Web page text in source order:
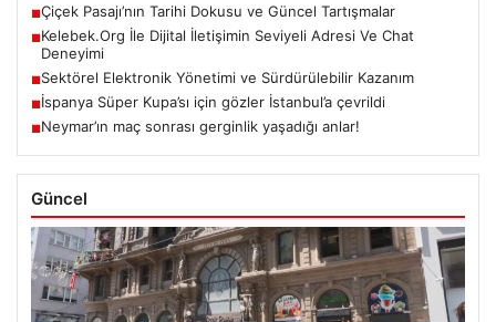
■Çiçek Pasajı’nın Tarihi Dokusu ve Güncel Tartışmalar
■Kelebek.Org İle Dijital İletişimin Seviyeli Adresi Ve Chat
Deneyimi
■Sektörel Elektronik Yönetimi ve Sürdürülebilir Kazanım
■İspanya Süper Kupa’sı için gözler İstanbul’a çevrildi
■Neymar’ın maç sonrası gerginlik yaşadığı anlar!
Güncel